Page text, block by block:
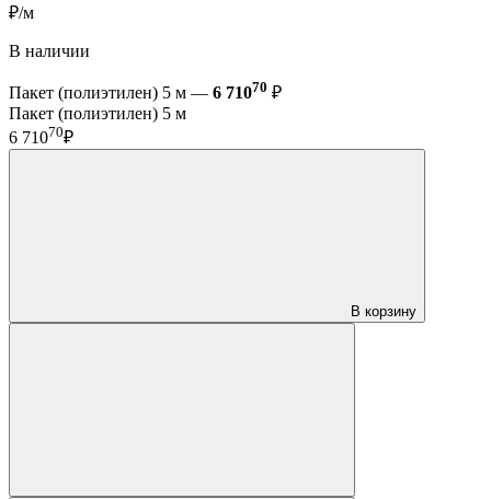
₽/м
В наличии
Пакет (полиэтилен) 5 м — 6 71070 ₽
Пакет (полиэтилен) 5 м
6 71070₽
В корзину